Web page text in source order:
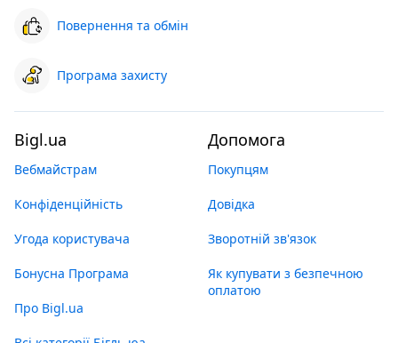
Повернення та обмін
Програма захисту
Bigl.ua
Вебмайстрам
Конфіденційність
Угода користувача
Бонусна Програма
Про Bigl.ua
Допомога
Покупцям
Довідка
Зворотній зв'язок
Як купувати з безпечною
оплатою